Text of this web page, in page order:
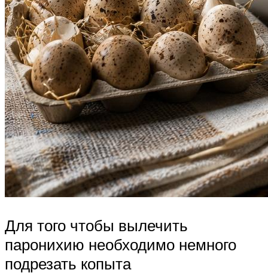
Для того чтобы вылечить
паронихию необходимо немного
подрезать копыта